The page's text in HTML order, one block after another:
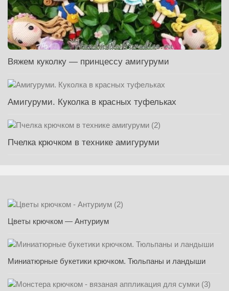
Вяжем куколку — принцессу амигуруми
Амигуруми. Куколка в красных туфельках
Пчелка крючком в технике амигуруми
Цветы крючком — Антуриум
Миниатюрные букетики крючком. Тюльпаны и ландыши